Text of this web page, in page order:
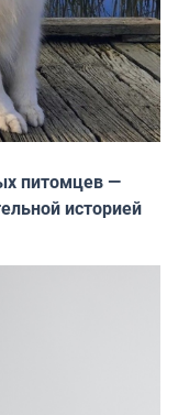
питомцев —
историей